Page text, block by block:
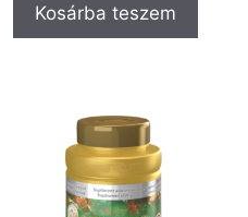
Kosárba teszem